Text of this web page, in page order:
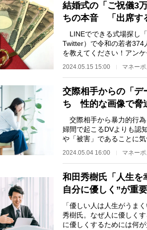
結婚式の「ご祝儀3
ちの本音 「出席す
LINEでできる式場探し
Twitter）で令和の若者374
を教えてください！アン
2024.05.15 15:00 マネー
交際相手からの「デ
ち 性的な画像で脅
交際相手から暴力的行為
婦間で起こるDVよりも認
や「被害」であることに
2024.05.04 16:00 マネー
和田秀樹氏「人生を
自分に優しく”が
「優しい人は人生がうま
秀樹氏。なぜ人に優しく
に優しくするためには何